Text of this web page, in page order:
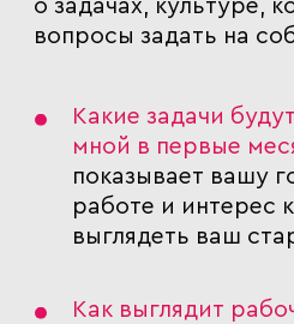
о задачах, культуре,
вопросы задать на
Какие задачи
мной в первые
показывает вашу
работе и интерес
выглядеть ваш
Как выглядит